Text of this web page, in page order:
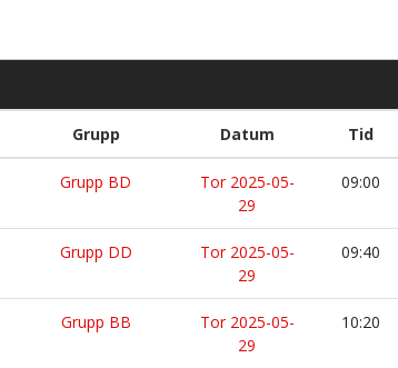
Grupp Datum Tid
Grupp BD
Tor 2025-05-
29
09:00
Grupp DD
Tor 2025-05-
29
09:40
Grupp BB
Tor 2025-05-
29
10:20